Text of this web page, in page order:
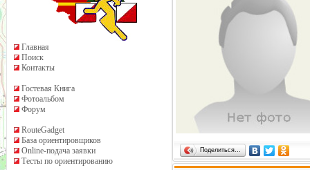
Главная
Поиск
Контакты
Гостевая Книга
Фотоальбом
Форум
RouteGadget
База ориентировщиков
Online-подача заявки
Тесты по ориентированию
Поделиться…